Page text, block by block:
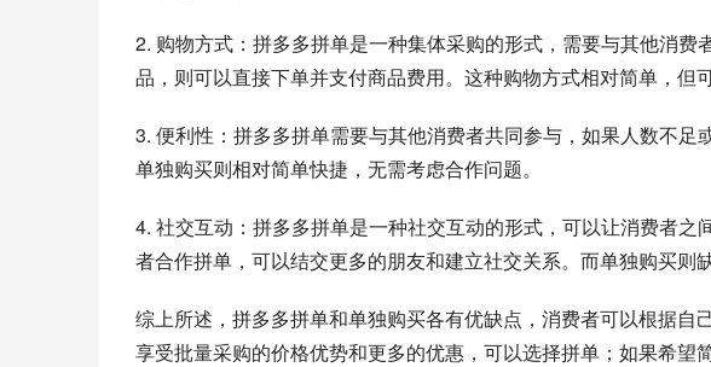
2. 购物方式：拼多多拼单是一种集体采购的形式，需要与其他消
品，则可以直接下单并支付商品费用。这种购物方式相对简单，但
3. 便利性：拼多多拼单需要与其他消费者共同参与，如果人数不
单独购买则相对简单快捷，无需考虑合作问题。
4. 社交互动：拼多多拼单是一种社交互动的形式，可以让消费者
者合作拼单，可以结交更多的朋友和建立社交关系。而单独购买则
综上所述，拼多多拼单和单独购买各有优缺点，消费者可以根据自
享受批量采购的价格优势和更多的优惠，可以选择拼单；如果希望